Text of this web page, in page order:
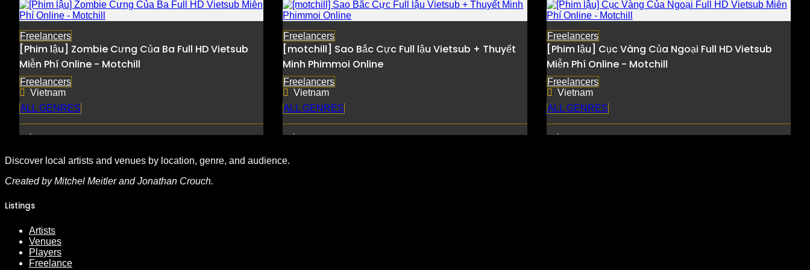
Freelancers
[Phim lậu] Zombie Cưng Của Ba Full HD Vietsub
Miễn Phí Online - Motchill
Freelancers
Vietnam
ALL GENRES
Freelancers
[motchill] Sao Bắc Cực Full lậu Vietsub + Thuyết
Minh Phimmoi Online
Freelancers
Vietnam
ALL GENRES
Freelancers
[Phim lậu] Cục Vàng Của Ngoại Full HD Vietsub
Miễn Phí Online - Motchill
Freelancers
Vietnam
ALL GENRES
Discover local artists and venues by location, genre, and audience.
Created by Mitchel Meitler and Jonathan Crouch.
Listings
Artists
Venues
Players
Freelance